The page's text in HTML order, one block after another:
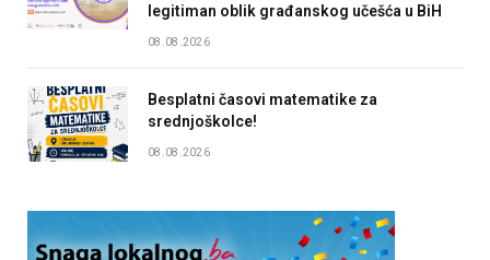
legitiman oblik građanskog učešća u BiH
08.08.2026
Besplatni časovi matematike za
srednjoškolce!
08.08.2026